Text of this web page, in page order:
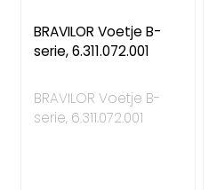
BRAVILOR Voetje B-
serie, 6.311.072.001
BRAVILOR Voetje B-
serie, 6.311.072.001